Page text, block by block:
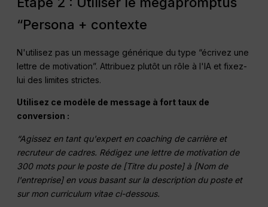
“Persona + contexte
N'utilisez pas un message générique du type “écrivez une
lettre de motivation”. Attribuez plutôt un rôle à l'IA et fixez-
lui des limites strictes.
Utilisez ce modèle de message à fort taux de
conversion :
“Agissez en tant qu'expert en coaching de carrière et
recruteur de cadres. Rédigez une lettre de motivation de
300 mots pour le poste de [Titre du poste] à [Nom de
l'entreprise] en vous basant sur la description du poste et
sur mon curriculum vitae ci-dessous.